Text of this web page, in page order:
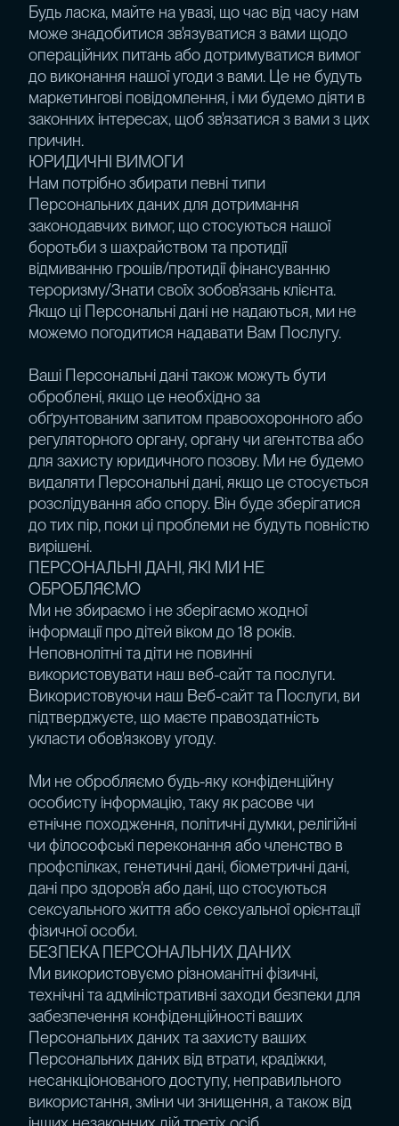
Будь ласка, майте на увазі, що час від часу нам
може знадобитися зв'язуватися з вами щодо
операційних питань або дотримуватися вимог
до виконання нашої угоди з вами. Це не будуть
маркетингові повідомлення, і ми будемо діяти в
законних інтересах, щоб зв'язатися з вами з цих
причин.
ЮРИДИЧНІ ВИМОГИ
Нам потрібно збирати певні типи
Персональних даних для дотримання
законодавчих вимог, що стосуються нашої
боротьби з шахрайством та протидії
відмиванню грошів/протидії фінансуванню
тероризму/Знати своїх зобов'язань клієнта.
Якщо ці Персональні дані не надаються, ми не
можемо погодитися надавати Вам Послугу.
Ваші Персональні дані також можуть бути
оброблені, якщо це необхідно за
обґрунтованим запитом правоохоронного або
регуляторного органу, органу чи агентства або
для захисту юридичного позову. Ми не будемо
видаляти Персональні дані, якщо це стосується
розслідування або спору. Він буде зберігатися
до тих пір, поки ці проблеми не будуть повністю
вирішені.
ПЕРСОНАЛЬНІ ДАНІ, ЯКІ МИ НЕ
ОБРОБЛЯЄМО
Ми не збираємо і не зберігаємо жодної
інформації про дітей віком до 18 років.
Неповнолітні та діти не повинні
використовувати наш веб-сайт та послуги.
Використовуючи наш Веб-сайт та Послуги, ви
підтверджуєте, що маєте правоздатність
укласти обов'язкову угоду.
Ми не обробляємо будь-яку конфіденційну
особисту інформацію, таку як расове чи
етнічне походження, політичні думки, релігійні
чи філософські переконання або членство в
профспілках, генетичні дані, біометричні дані,
дані про здоров'я або дані, що стосуються
сексуального життя або сексуальної орієнтації
фізичної особи.
БЕЗПЕКА ПЕРСОНАЛЬНИХ ДАНИХ
Ми використовуємо різноманітні фізичні,
технічні та адміністративні заходи безпеки для
забезпечення конфіденційності ваших
Персональних даних та захисту ваших
Персональних даних від втрати, крадіжки,
несанкціонованого доступу, неправильного
використання, зміни чи знищення, а також від